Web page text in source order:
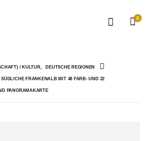
0
/ KULTUR, DEUTSCHE REGIONEN
FRANKENALB MIT 48 FARB- UND 22
PANORAMAKARTE